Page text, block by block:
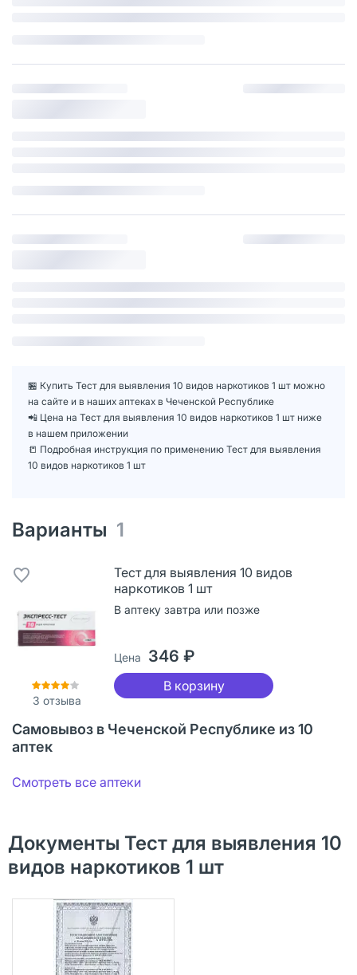
🏪 Купить Тест для выявления 10 видов наркотиков 1 шт можно
на сайте и в наших аптеках в Чеченской Республике
📲 Цена на Тест для выявления 10 видов наркотиков 1 шт ниже
в нашем приложении
📒 Подробная инструкция по применению Тест для выявления
10 видов наркотиков 1 шт
Варианты 1
3 отзыва
Тест для выявления 10 видов
наркотиков 1 шт
В аптеку завтра или позже
Цена 346 ₽
В корзину
Самовывоз в Чеченской Республике из 10
аптек
Смотреть все аптеки
Документы Тест для выявления 10
видов наркотиков 1 шт